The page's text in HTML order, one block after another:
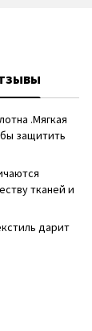
.Мягкая
защитить
тканей и
дарит